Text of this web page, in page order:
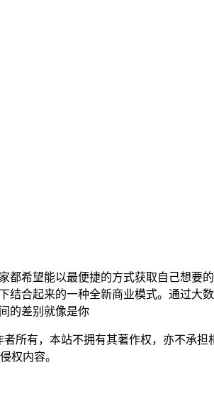
希望能以最便捷的方式获取自己想要
合起来的一种全新商业模式。通过大
的差别就像是你
所有，本站不拥有其著作权，亦不承
权内容。